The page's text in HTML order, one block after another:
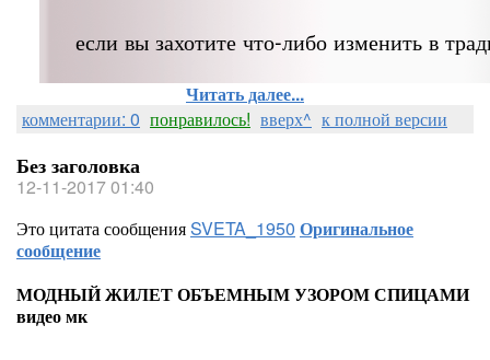
если вы захотите что-либо изменить в
Читать далее...
комментарии: 0 понравилось! вверх^ к полной версии
Без заголовка
12-11-2017 01:40
Это цитата сообщенияSVETA_1950 Оригинальное
сообщение
МОДНЫЙ ЖИЛЕТ ОБЪЕМНЫМ УЗОРОМ СПИЦАМИ
видео мк